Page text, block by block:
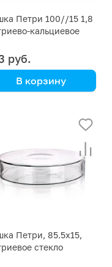
Петри 100//15 1,8
кальциевое
руб.
В корзину
Петри, 85.5х15,
стекло